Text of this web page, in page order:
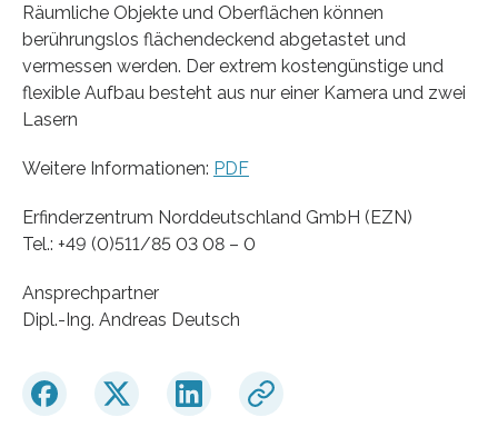
Räumliche Objekte und Oberflächen können
berührungslos flächendeckend abgetastet und
vermessen werden. Der extrem kostengünstige und
flexible Aufbau besteht aus nur einer Kamera und zwei
Lasern
Weitere Informationen: PDF
Erfinderzentrum Norddeutschland GmbH (EZN)
Tel.: +49 (0)511/85 03 08 – 0
Ansprechpartner
Dipl.-Ing. Andreas Deutsch